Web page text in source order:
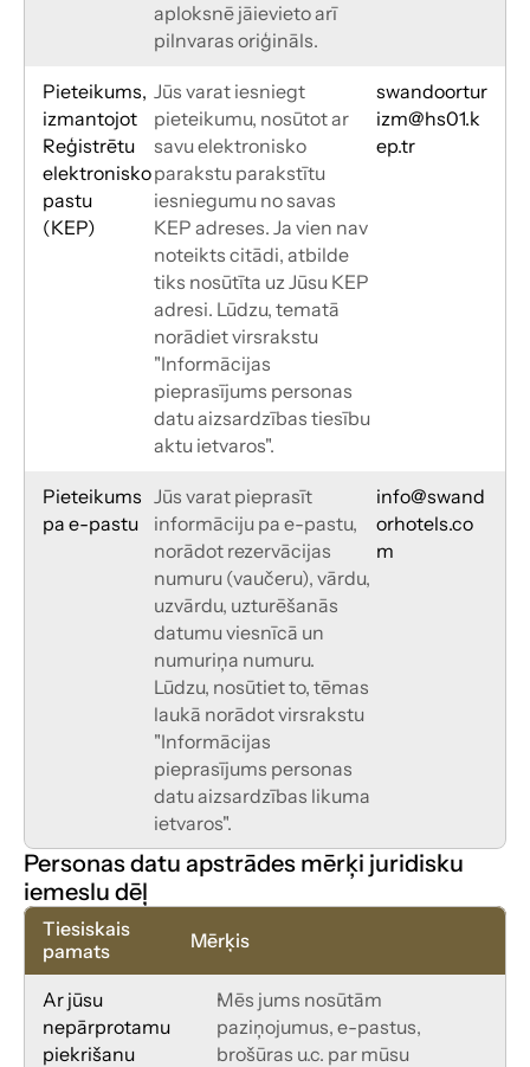
aploksnē jāievieto arī
pilnvaras oriģināls.
Pieteikums,
izmantojot
Reģistrētu
elektronisko
pastu
(KEP)
Jūs varat iesniegt
pieteikumu, nosūtot ar
savu elektronisko
parakstu parakstītu
iesniegumu no savas
KEP adreses. Ja vien nav
noteikts citādi, atbilde
tiks nosūtīta uz Jūsu KEP
adresi. Lūdzu, tematā
norādiet virsrakstu
"Informācijas
pieprasījums personas
datu aizsardzības tiesību
aktu ietvaros".
swandoortur
izm@hs01.k
ep.tr
Pieteikums
pa e-pastu
Jūs varat pieprasīt
informāciju pa e-pastu,
norādot rezervācijas
numuru (vaučeru), vārdu,
uzvārdu, uzturēšanās
datumu viesnīcā un
numuriņa numuru.
Lūdzu, nosūtiet to, tēmas
laukā norādot virsrakstu
"Informācijas
pieprasījums personas
datu aizsardzības likuma
ietvaros".
info@swand
orhotels.co
m
Personas datu apstrādes mērķi juridisku
iemeslu dēļ
Tiesiskais
pamats
Mērķis
Ar jūsu
nepārprotamu
piekrišanu
Mēs jums nosūtām
paziņojumus, e-pastus,
brošūras u.c. par mūsu